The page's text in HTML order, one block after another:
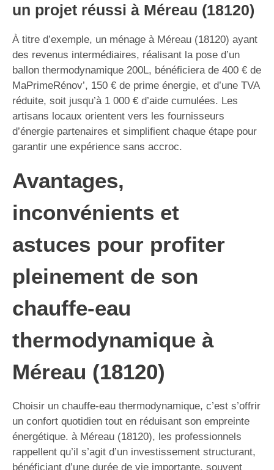
un projet réussi à Méreau (18120)
À titre d’exemple, un ménage à Méreau (18120) ayant
des revenus intermédiaires, réalisant la pose d’un
ballon thermodynamique 200L, bénéficiera de 400 € de
MaPrimeRénov’, 150 € de prime énergie, et d’une TVA
réduite, soit jusqu’à 1 000 € d’aide cumulées. Les
artisans locaux orientent vers les fournisseurs
d’énergie partenaires et simplifient chaque étape pour
garantir une expérience sans accroc.
Avantages,
inconvénients et
astuces pour profiter
pleinement de son
chauffe-eau
thermodynamique à
Méreau (18120)
Choisir un chauffe-eau thermodynamique, c’est s’offrir
un confort quotidien tout en réduisant son empreinte
énergétique. à Méreau (18120), les professionnels
rappellent qu’il s’agit d’un investissement structurant,
bénéficiant d’une durée de vie importante, souvent